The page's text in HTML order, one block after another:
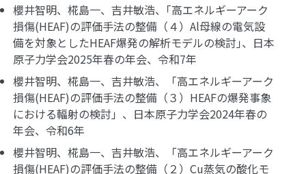
櫻井智明、椛島一、吉井敏浩、｢高エネルギーアーク
損傷(HEAF)の評価手法の整備（４）Al母線の電気設
備を対象としたHEAF爆発の解析モデルの検討｣、日本
原子力学会2025年春の年会、令和7年
櫻井智明、椛島一、吉井敏浩、「高エネルギーアーク
損傷(HEAF)の評価手法の整備（３）HEAFの爆発事象
における輻射の検討」、日本原子力学会2024年春の
年会、令和6年
櫻井智明、椛島一、吉井敏浩、「高エネルギーアーク
損傷(HEAF)の評価手法の整備（２）Cu蒸気の酸化モ